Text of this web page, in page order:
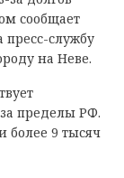
сообщает
пресс-службу
на Неве.
пределы РФ.
более 9 тысяч